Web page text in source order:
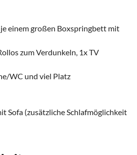
einem großen Boxspringbett mit
zum Verdunkeln, 1x TV
WC und viel Platz
Sofa (zusätzliche Schlafmöglichkeit